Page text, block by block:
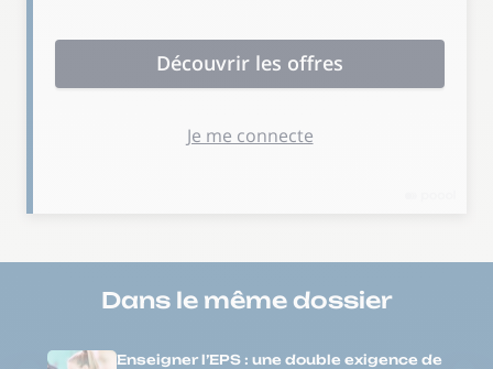
Dans le même dossier
Enseigner l’EPS : une double exigence de